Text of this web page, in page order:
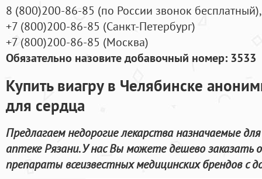
8 (800)200-86-85 (по России звонок бесплатный),
+7 (800)200-86-85 (Санкт-Петербург)
+7 (800)200-86-85 (Москва)
Обязательно назовите добавочный номер: 3533
Купить виагру в Челябинске
для сердца
Предлагаем недорогие лекарства назначаемые
аптеке Рязани. У нас Вы можете дешево заказать
препараты всеизвестных медицинских брендов с